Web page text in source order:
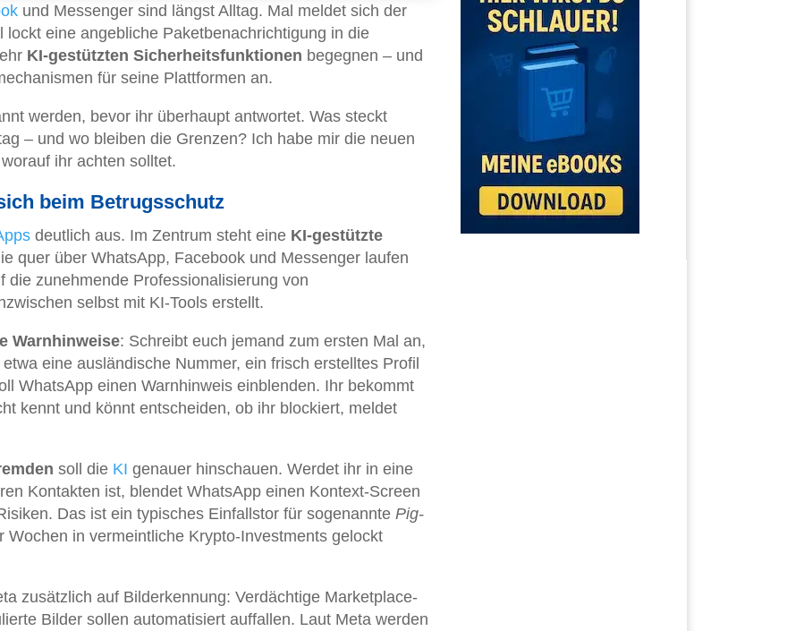
und Messenger sind längst Alltag. Mal meldet sich der
eine angebliche Paketbenachrichtigung in die
KI-gestützten Sicherheitsfunktionen begegnen – und
für seine Plattformen an.
werden, bevor ihr überhaupt antwortet. Was steckt
– und wo bleiben die Grenzen? Ich habe mir die neuen
ihr achten solltet.
beim Betrugsschutz
deutlich aus. Im Zentrum steht eine KI-gestützte
quer über WhatsApp, Facebook und Messenger laufen
zunehmende Professionalisierung von
selbst mit KI-Tools erstellt.
Warnhinweise: Schreibt euch jemand zum ersten Mal an,
eine ausländische Nummer, ein frisch erstelltes Profil
WhatsApp einen Warnhinweis einblenden. Ihr bekommt
kennt und könnt entscheiden, ob ihr blockiert, meldet
soll die KI genauer hinschauen. Werdet ihr in eine
Kontakten ist, blendet WhatsApp einen Kontext-Screen
Das ist ein typisches Einfallstor für sogenannte Pig-
Wochen in vermeintliche Krypto-Investments gelockt
zusätzlich auf Bilderkennung: Verdächtige Marketplace-
Bilder sollen automatisiert auffallen. Laut Meta werden